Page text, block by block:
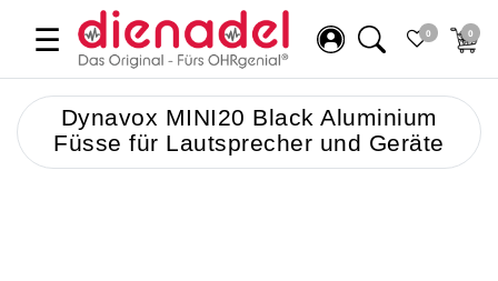
☰ 0 0
Dynavox MINI20 Black Aluminium
Füsse für Lautsprecher und Geräte